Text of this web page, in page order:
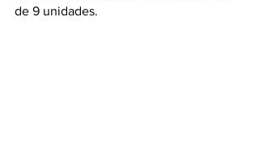
de 9 unidades.